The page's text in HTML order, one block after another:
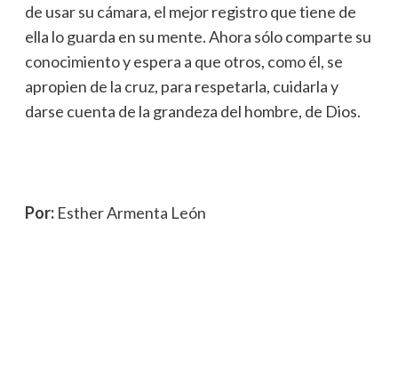
de usar su cámara, el mejor registro que tiene de
ella lo guarda en su mente. Ahora sólo comparte su
conocimiento y espera a que otros, como él, se
apropien de la cruz, para respetarla, cuidarla y
darse cuenta de la grandeza del hombre, de Dios.
Por: Esther Armenta León